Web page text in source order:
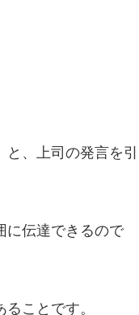
と、上司の発言を引
に伝達できるので
ことです。